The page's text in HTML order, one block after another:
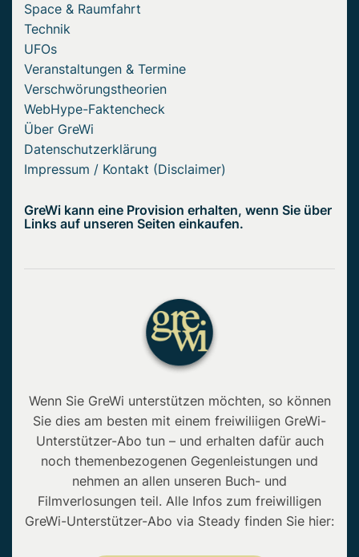
Space & Raumfahrt
Technik
UFOs
Veranstaltungen & Termine
Verschwörungstheorien
WebHype-Faktencheck
Über GreWi
Datenschutzerklärung
Impressum / Kontakt (Disclaimer)
GreWi kann eine Provision erhalten, wenn Sie über
Links auf unseren Seiten einkaufen.
Wenn Sie GreWi unterstützen möchten, so können
Sie dies am besten mit einem freiwiliigen GreWi-
Unterstützer-Abo tun – und erhalten dafür auch
noch themenbezogenen Gegenleistungen und
nehmen an allen unseren Buch- und
Filmverlosungen teil. Alle Infos zum freiwilligen
GreWi-Unterstützer-Abo via Steady finden Sie hier: